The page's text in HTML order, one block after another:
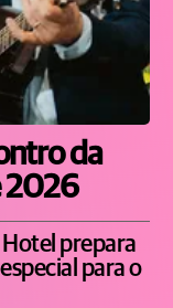
da
2026
Hotel prepara
para o